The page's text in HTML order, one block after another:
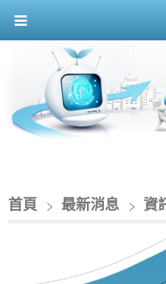
首頁 最新消息 資